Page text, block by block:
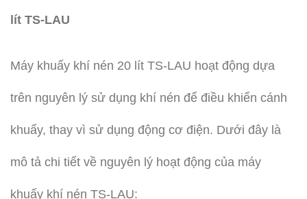
lít TS-LAU
Máy khuấy khí nén 20 lít TS-LAU hoạt động dựa
trên nguyên lý sử dụng khí nén để điều khiển cánh
khuấy, thay vì sử dụng động cơ điện. Dưới đây là
mô tả chi tiết về nguyên lý hoạt động của máy
khuấy khí nén TS-LAU: